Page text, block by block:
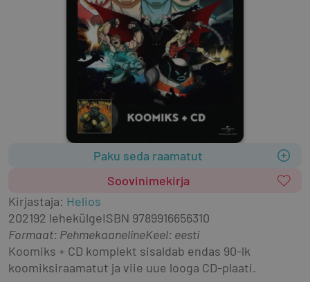
Paku seda raamatut
Soovinimekirja
Kirjastaja: Helios
202192 lehekülgeISBN 9789916656310
Formaat: PehmekaanelineKeel: eesti
Koomiks + CD komplekt sisaldab endas 90-lk
koomiksiraamatut ja viie uue looga CD-plaati.